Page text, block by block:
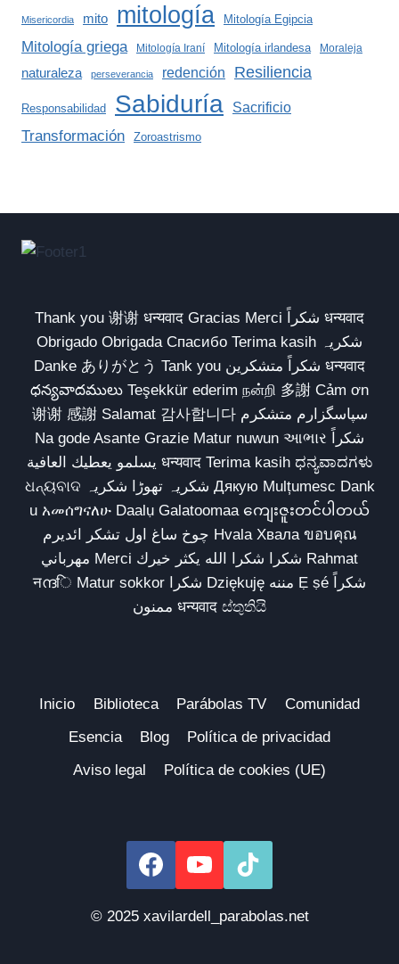
Misericordia mito mitología Mitología Egipcia
Mitología griega Mitología Iraní Mitología irlandesa Moraleja
naturaleza perseverancia redención Resiliencia
Responsabilidad Sabiduría Sacrificio
Transformación Zoroastrismo
Thank you 谢谢 धन्यवाद Gracias Merci شكراً धन्यवाद
Obrigado Obrigada Спасибо Terima kasih شکریہ
Danke ありがとう Tank you شكراً متشكرين धन्यवाद
ధన్యవాదములు Teşekkür ederim நன்றி 多謝 Cảm ơn
谢谢 感謝 Salamat 감사합니다 سپاسگزارم متشکرم
Na gode Asante Grazie Matur nuwun આભાર شكراً
يسلمو يعطيك العافية धन्यवाद Terima kasih ಧನ್ಯವಾದಗಳು
ଧନ୍ୟବାଦ شکریہ تھوڑا شکریہ Дякую Mulțumesc Dank
u አመሰግናለሁ Daalụ Galatoomaa ကျေးဇူးတင်ပါတယ်
چوخ ساغ اول تشکر ائدیرم Hvala Хвала ขอบคุณ
مهرباني Merci شكرا شكرا الله يكثر خيرك Rahmat
नന്ദि Matur sokkor شكرا Dziękuję مننه Ẹ ṣé شكراً
ممنون धन्यवाद ස්තුතියි
Inicio Biblioteca Parábolas TV
Comunidad
Esencia
Blog
Política de privacidad
Aviso legal
Política de cookies (UE)
© 2025 xavilardell_parabolas.net